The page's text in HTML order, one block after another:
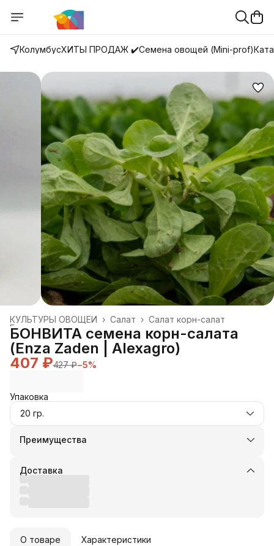
КолумбусХИТЫ ПРОДАЖ ✔️Семена овощей (Mini-prof)
Салат корн-салат
Салат ›
КУЛЬТУРЫ ОВОЩЕЙ ›
Главная ›
БОНВИТА семена корн-салата
(Enza Zaden | Alexagro)
407 ₽427 ₽−5%
Упаковка
20 гр.
Преимущества
Оплата частями в Сплит
Удобный возврат
Доставка
О товаре Характеристики